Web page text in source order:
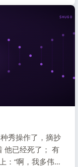
SHUGO
秀操作了，摘抄
他已经死了； 有
：“啊，我多伟